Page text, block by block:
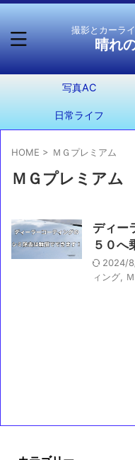
撮影とカーラ
晴れ
写真AC
日常ライフ
HOME > ＭＧプレミアム
ＭＧプレミアム
ディー
５０へ
2024/
ィング